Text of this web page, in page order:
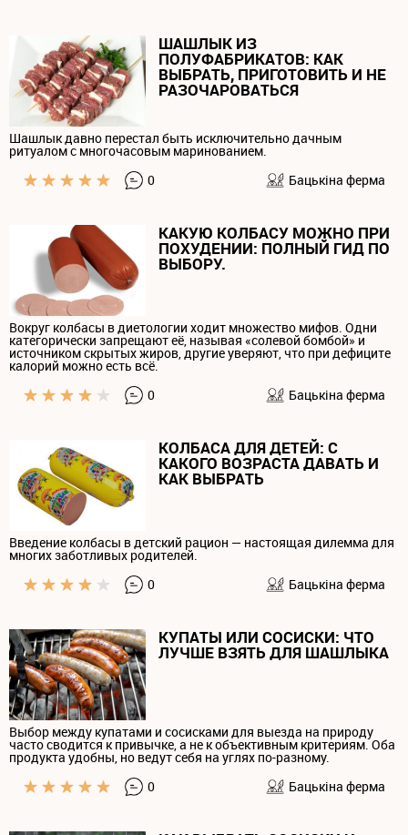
ШАШЛЫК ИЗ
ПОЛУФАБРИКАТОВ: КАК
ВЫБРАТЬ, ПРИГОТОВИТЬ И НЕ
РАЗОЧАРОВАТЬСЯ
Шашлык давно перестал быть исключительно дачным
ритуалом с многочасовым маринованием.
Бацькiна ферма
0
КАКУЮ КОЛБАСУ МОЖНО ПРИ
ПОХУДЕНИИ: ПОЛНЫЙ ГИД ПО
ВЫБОРУ.
Вокруг колбасы в диетологии ходит множество мифов. Одни
категорически запрещают её, называя «солевой бомбой» и
источником скрытых жиров, другие уверяют, что при дефиците
калорий можно есть всё.
Бацькiна ферма
0
КОЛБАСА ДЛЯ ДЕТЕЙ: С
КАКОГО ВОЗРАСТА ДАВАТЬ И
КАК ВЫБРАТЬ
Введение колбасы в детский рацион — настоящая дилемма для
многих заботливых родителей.
Бацькiна ферма
0
КУПАТЫ ИЛИ СОСИСКИ: ЧТО
ЛУЧШЕ ВЗЯТЬ ДЛЯ ШАШЛЫКА
Выбор между купатами и сосисками для выезда на природу
часто сводится к привычке, а не к объективным критериям. Оба
продукта удобны, но ведут себя на углях по-разному.
Бацькiна ферма
0